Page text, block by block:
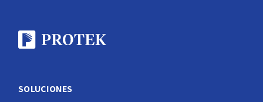
SOLUCIONES